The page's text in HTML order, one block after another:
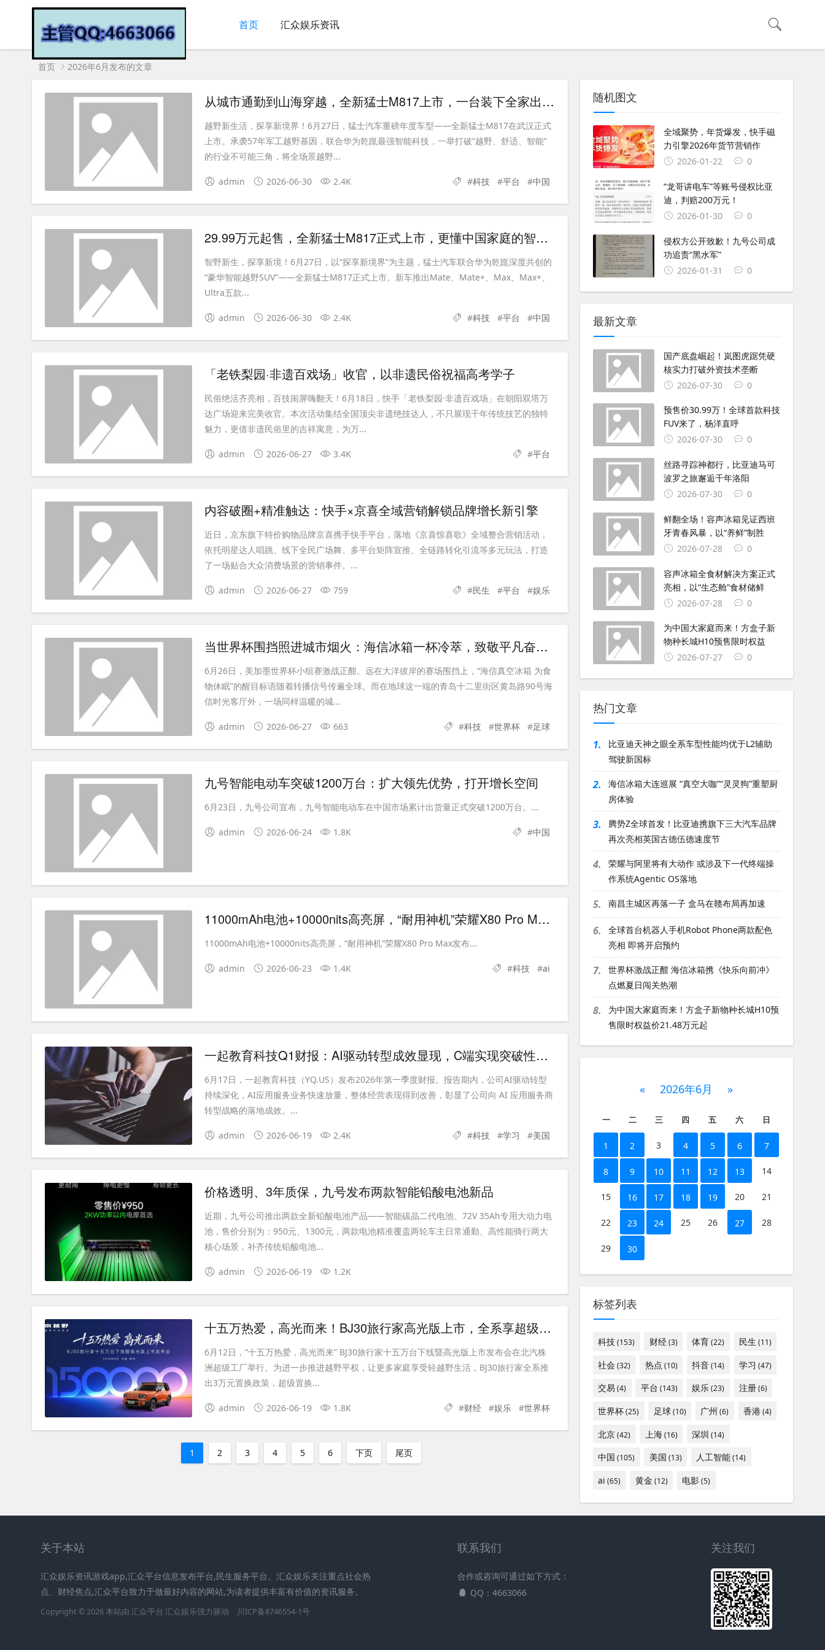
首页 汇众娱乐资讯
首页 2026年6月发布的文章
从城市通勤到山海穿越，全新猛士M817上市，一台装下全家出行向往
越野新生活，探享新境界！6月27日，猛士汽车重磅年度车型——全新猛士M817在武汉正式
上市。承袭57年军工越野基因，联合华为乾崑最强智能科技，一举打破“越野、舒适、智能”
的行业不可能三角，将全场景越野...
admin 2026-06-30 2.4K #科技 #平台 #中国
29.99万元起售，全新猛士M817正式上市，更懂中国家庭的智野“卫士”
智野新生，探享新境！6月27日，以“探享新境界”为主题，猛士汽车联合华为乾崑深度共创的
“豪华智能越野SUV”——全新猛士M817正式上市。新车推出Mate、Mate+、Max、Max+、
Ultra五款...
admin 2026-06-30 2.4K #科技 #平台 #中国
「老铁梨园·非遗百戏场」收官，以非遗民俗祝福高考学子
民俗绝活齐亮相，百技闹屏嗨翻天！6月18日，快手「老铁梨园·非遗百戏场」在朝阳双塔万
达广场迎来完美收官。本次活动集结全国顶尖非遗绝技达人，不只展现千年传统技艺的独特
魅力，更借非遗民俗里的吉祥寓意，为万...
admin 2026-06-27 3.4K #平台
内容破圈+精准触达：快手×京喜全域营销解锁品牌增长新引擎
近日，京东旗下特价购物品牌京喜携手快手平台，落地《京喜惊喜歌》全域整合营销活动，
依托明星达人唱跳、线下全民广场舞、多平台矩阵宣推、全链路转化引流等多元玩法，打造
了一场贴合大众消费场景的营销事件。...
admin 2026-06-27 759 #民生 #平台 #娱乐
当世界杯围挡照进城市烟火：海信冰箱一杯冷萃，致敬平凡奋斗者！
6月26日，美加墨世界杯小组赛激战正酣。远在大洋彼岸的赛场围挡上，“海信真空冰箱 为食
物休眠”的醒目标语随着转播信号传遍全球。而在地球这一端的青岛十二里街区黄岛路90号海
信时光客厅外，一场同样温暖的城...
admin 2026-06-27 663 #科技 #世界杯 #足球
九号智能电动车突破1200万台：扩大领先优势，打开增长空间
6月23日，九号公司宣布，九号智能电动车在中国市场累计出货量正式突破1200万台。...
admin 2026-06-24 1.8K #中国
11000mAh电池+10000nits高亮屏，“耐用神机”荣耀X80 Pro Max发布
11000mAh电池+10000nits高亮屏，“耐用神机”荣耀X80 Pro Max发布...
admin 2026-06-23 1.4K #科技 #ai
一起教育科技Q1财报：AI驱动转型成效显现，C端实现突破性增长
6月17日，一起教育科技（YQ.US）发布2026年第一季度财报。报告期内，公司AI驱动转型
持续深化，AI应用服务业务快速放量，整体经营表现得到改善，彰显了公司向 AI 应用服务商
转型战略的落地成效。...
admin 2026-06-19 2.4K #科技 #学习 #美国
价格透明、3年质保，九号发布两款智能铅酸电池新品
近期，九号公司推出两款全新铅酸电池产品——智能碳晶二代电池、72V 35Ah专用大动力电
池，售价分别为：950元、1300元，两款电池精准覆盖两轮车主日常通勤、高性能骑行两大
核心场景，补齐传统铅酸电池...
admin 2026-06-19 1.2K
十五万热爱，高光而来！BJ30旅行家高光版上市，全系享超级置换3万补贴6.99万起
6月12日，“十五万热爱，高光而来” BJ30旅行家十五万台下线暨高光版上市发布会在北汽株
洲超级工厂举行。为进一步推进越野平权，让更多家庭享受轻越野生活，BJ30旅行家全系推
出3万元置换政策，超级置换...
admin 2026-06-19 1.8K #财经 #娱乐 #世界杯
1 2 3 4 5 6 下页 尾页
随机图文
全域聚势，年货爆发，快手磁
力引擎2026年货节营销作
2026-01-22
0
“龙哥讲电车”等账号侵权比亚
迪，判赔200万元！
2026-01-30
0
侵权方公开致歉！九号公司成
功追责“黑水军”
2026-01-31
0
最新文章
国产底盘崛起！岚图虎踞凭硬
核实力打破外资技术垄断
2026-07-30
0
预售价30.99万！全球首款科技
FUV来了，杨洋直呼
2026-07-30
0
丝路寻踪神都行，比亚迪马可
波罗之旅邂逅千年洛阳
2026-07-30
0
鲜翻全场！容声冰箱见证西班
牙青春风暴，以“养鲜”制胜
2026-07-28
0
容声冰箱全食材解决方案正式
亮相，以“生态舱”食材储鲜
2026-07-28
0
为中国大家庭而来！方盒子新
物种长城H10预售限时权益
2026-07-27
0
热门文章
1.
比亚迪天神之眼全系车型性能均优于L2辅助
驾驶新国标
2.
海信冰箱大连巡展 “真空大咖”“灵灵狗”重塑厨
房体验
3.
腾势Z全球首发！比亚迪携旗下三大汽车品牌
再次亮相英国古德伍德速度节
4.
荣耀与阿里将有大动作 或涉及下一代终端操
作系统Agentic OS落地
5. 南昌主城区再落一子 盒马在赣布局再加速
6.
全球首台机器人手机Robot Phone两款配色
亮相 即将开启预约
7.
世界杯激战正酣 海信冰箱携《快乐向前冲》
点燃夏日闯关热潮
8.
为中国大家庭而来！方盒子新物种长城H10预
售限时权益价21.48万元起
« 2026年6月 »
一 二 三 四 五 六 日
1 2 3 4 5 6 7
8 9 10 11 12 13 14
15 16 17 18 19 20 21
22 23 24 25 26 27 28
29 30
标签列表
科技(153) 财经(3) 体育(22) 民生 (11)
社会(32) 热点 (10) 抖音(14) 学习 (47)
交易 (4) 平台 (143) 娱乐(23) 注册(6)
世界杯(25) 足球(10) 广州 (6) 香港(4)
北京(42) 上海(16) 深圳 (14)
中国 (105) 美国 (13) 人工智能(14)
ai (65) 黄金 (12) 电影(5)
关于本站
汇众娱乐资讯游戏app,汇众平台信息发布平台,民生服务平台。汇众娱乐关注重点社会热
点、财经焦点,汇众平台致力于做最好内容的网站,为读者提供丰富有价值的资讯服务。
Copyright © 2026 本站由 汇众平台 汇众娱乐强力驱动 川ICP备8746554-1号
联系我们
合作或咨询可通过如下方式：
QQ：4663066
关注我们